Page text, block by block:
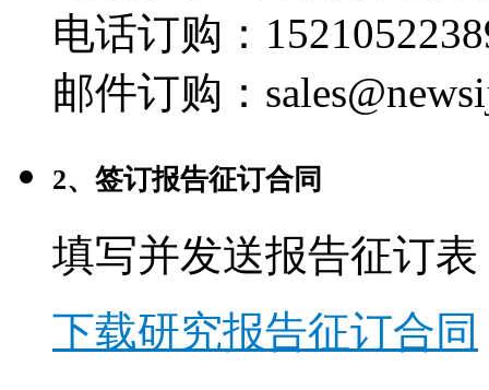
电话订购：
邮件订购：
2、签订报告征订合同
填写并发送报告征订表
下载研究报告征订合同